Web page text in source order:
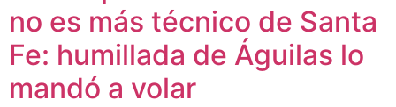
no es más técnico de Santa
Fe: humillada de Águilas lo
mandó a volar